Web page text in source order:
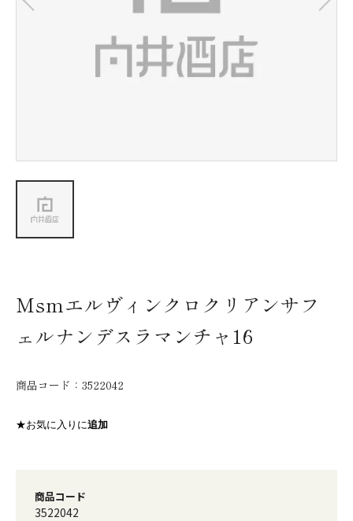
会社情報
Msmエルヴィンクロクリアンサフ
ェルナンデスラマンチャ16
商品コード： 3522042
★お気に入りに追加
商品コード
3522042